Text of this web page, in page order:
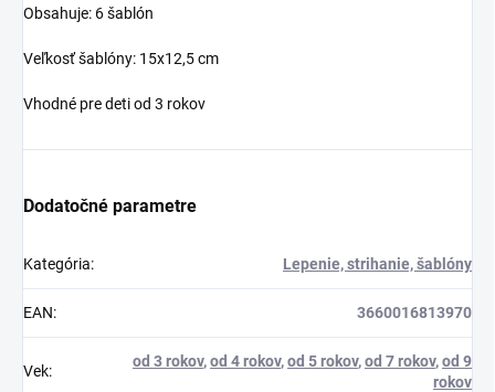
Obsahuje: 6 šablón
Veľkosť šablóny: 15x12,5 cm
Vhodné pre deti od 3 rokov
Dodatočné parametre
Kategória: Lepenie, strihanie, šablóny
EAN: 3660016813970
Vek:
od 3 rokov,od 4 rokov,od 5 rokov,od 7 rokov,od 9
rokov